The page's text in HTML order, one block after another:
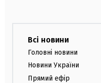
Всі новини
Головні новини
Новини України
Прямий ефір